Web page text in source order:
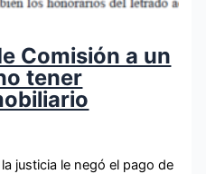
Comisión a un
tener
justicia le negó el pago de